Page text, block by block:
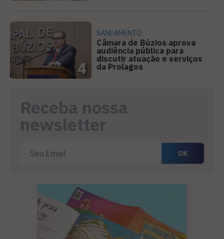
4
SANEAMENTO
Câmara de Búzios aprova
audiência pública para
discutir atuação e serviços
da Prolagos
Receba nossa
newsletter